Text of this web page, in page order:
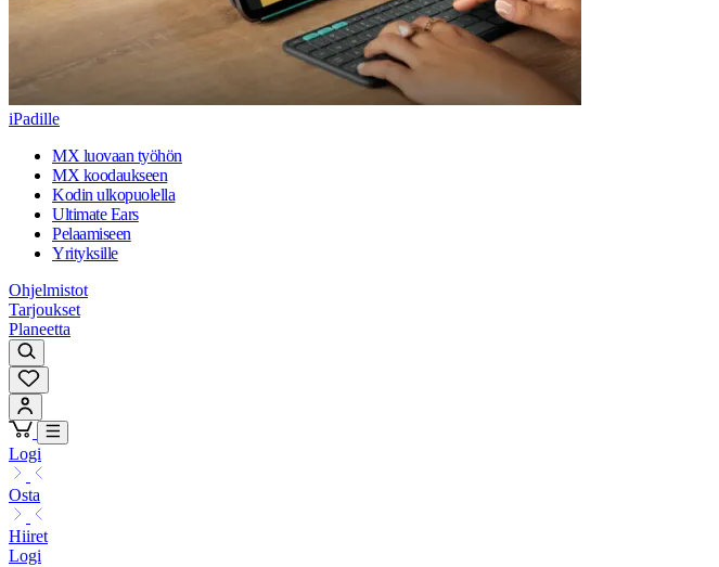
iPadille
MX luovaan työhön
MX koodaukseen
Kodin ulkopuolella
Ultimate Ears
Pelaamiseen
Yrityksille
Ohjelmistot
Tarjoukset
Planeetta
Logi
Osta
Hiiret
Logi